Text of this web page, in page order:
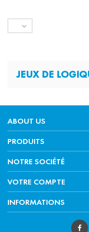
JEUX DE

ABOUT US
PRODUITS
NOTRE SOCIÉTÉ
VOTRE COMPTE
INFORMATIONS